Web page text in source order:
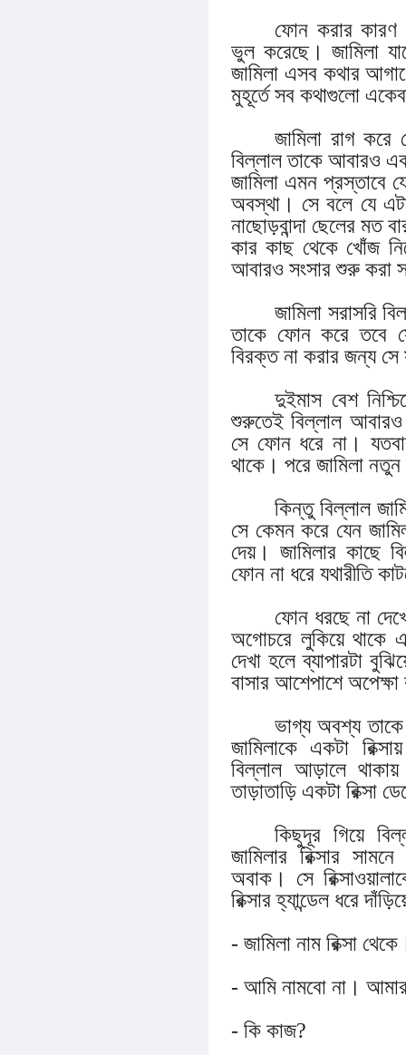
ফোন করার কারণ
ভুল করেছে। জামিলা
জামিলা এসব কথার
মুহূর্তে সব কথাগুলো
জামিলা রাগ
বিল্লাল তাকে আবারও
জামিলা এমন প্রস্তাবে
অবস্থা। সে বলে যে
নাছোড়বান্দা ছেলের মত
কার কাছ থেকে খোঁজ
আবারও সংসার শুরু করা
জামিলা সরাসরি
তাকে ফোন করে তবে
বিরক্ত না করার জন্য সে
দুইমাস বেশ
শুরুতেই বিল্লাল
সে ফোন ধরে না।
থাকে। পরে জামিলা নতুন
কিন্তু বিল্লাল
সে কেমন করে যেন
দেয়। জামিলার কাছে
ফোন না ধরে যথারীতি
ফোন ধরছে না
অগোচরে লুকিয়ে থাকে
দেখা হলে ব্যাপারটা
বাসার আশেপাশে
ভাগ্য অবশ্য
জামিলাকে একটা
বিল্লাল আড়ালে
তাড়াতাড়ি একটা রিক্সা
কিছুদূর গিয়ে
জামিলার রিক্সার
অবাক। সে
রিক্সার হ্যান্ডেল ধরে
- জামিলা নাম রিক্সা
- আমি নামবো না।
- কি কাজ?